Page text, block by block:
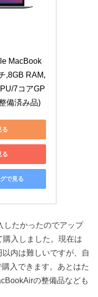
MacBook
,8GB RAM,
7コアGP
備済み品)
る
る
で見る
したかったのでアップ
入しました。現在は
内は難しいですが、自
入できます。あとはた
の整備品なども